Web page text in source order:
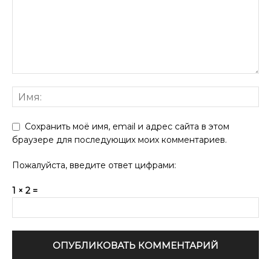
Сохранить моё имя, email и адрес сайта в этом
браузере для последующих моих комментариев.
Пожалуйста, введите ответ цифрами:
1 × 2 =